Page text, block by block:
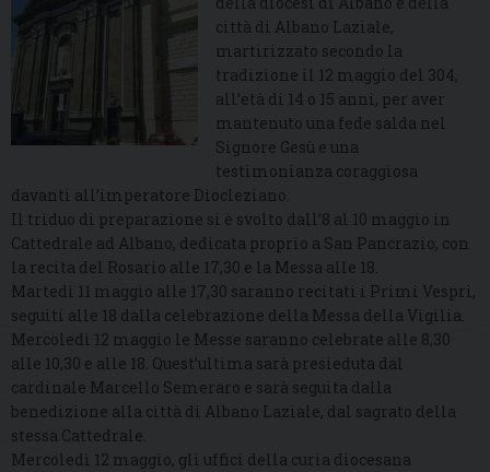
città di Albano Laziale,
martirizzato secondo la
tradizione il 12 maggio del 304,
all’età di 14 o 15 anni, per aver
mantenuto una fede salda nel
Signore Gesù e una
testimonianza coraggiosa
davanti all’imperatore Diocleziano.
Il triduo di preparazione si è svolto dall’8 al 10 maggio in
Cattedrale ad Albano, dedicata proprio a San Pancrazio, con
la recita del Rosario alle 17,30 e la Messa alle 18.
Martedì 11 maggio alle 17,30 saranno recitati i Primi Vespri,
seguiti alle 18 dalla celebrazione della Messa della Vigilia.
Mercoledì 12 maggio le Messe saranno celebrate alle 8,30
alle 10,30 e alle 18. Quest’ultima sarà presieduta dal
cardinale Marcello Semeraro e sarà seguita dalla
benedizione alla città di Albano Laziale, dal sagrato della
stessa Cattedrale.
Mercoledì 12 maggio, gli uffici della curia diocesana